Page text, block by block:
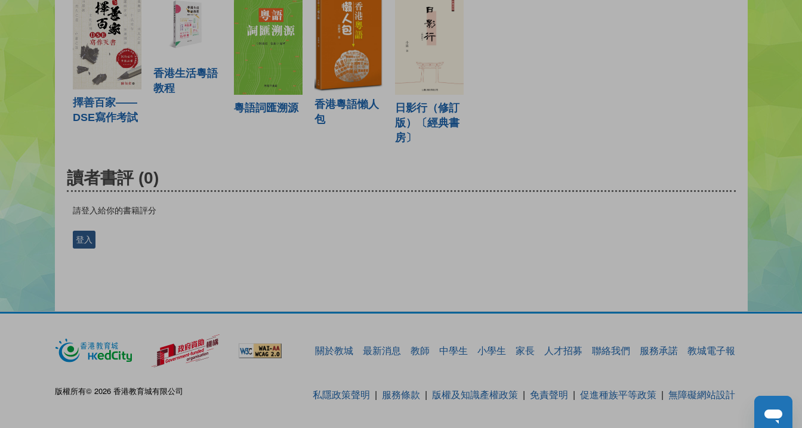
擇善百家——
DSE寫作考試
香港生活粵語
教程
粵語詞匯溯源
香港粵語懶人
包
日影行（修訂
版）〔經典書
房〕
讀者書評 (0)
請登入給你的書籍評分
登入
關於教城 最新消息 教師 中學生 小學生 家長 人才招募 聯絡我們 服務承諾 教城電子報
版權所有© 2026 香港教育城有限公司 私隱政策聲明 服務條款 版權及知識產權政策 免責聲明 促進種族平等政策 無障礙網站設計